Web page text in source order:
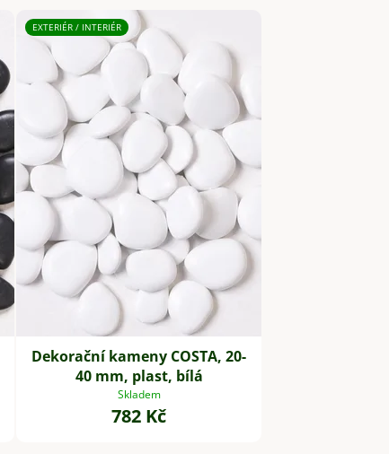
EXTERIÉR / INTERIÉR
Dekorační kameny COSTA, 20-
40 mm, plast, bílá
Skladem
782 Kč